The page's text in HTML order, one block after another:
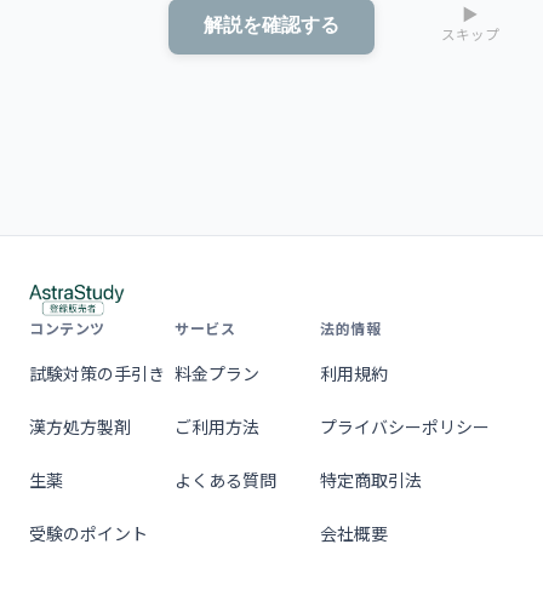
解説を確認する ▶
スキップ
コンテンツ
試験対策の手引き
漢方処方製剤
生薬
受験のポイント
サービス
料金プラン
ご利用方法
よくある質問
法的情報
利用規約
プライバシーポリシー
特定商取引法
会社概要